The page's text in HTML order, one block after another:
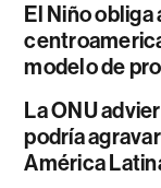
El Niño
modelo de
La ONU
podría
América